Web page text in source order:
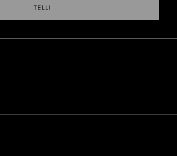
TELLI